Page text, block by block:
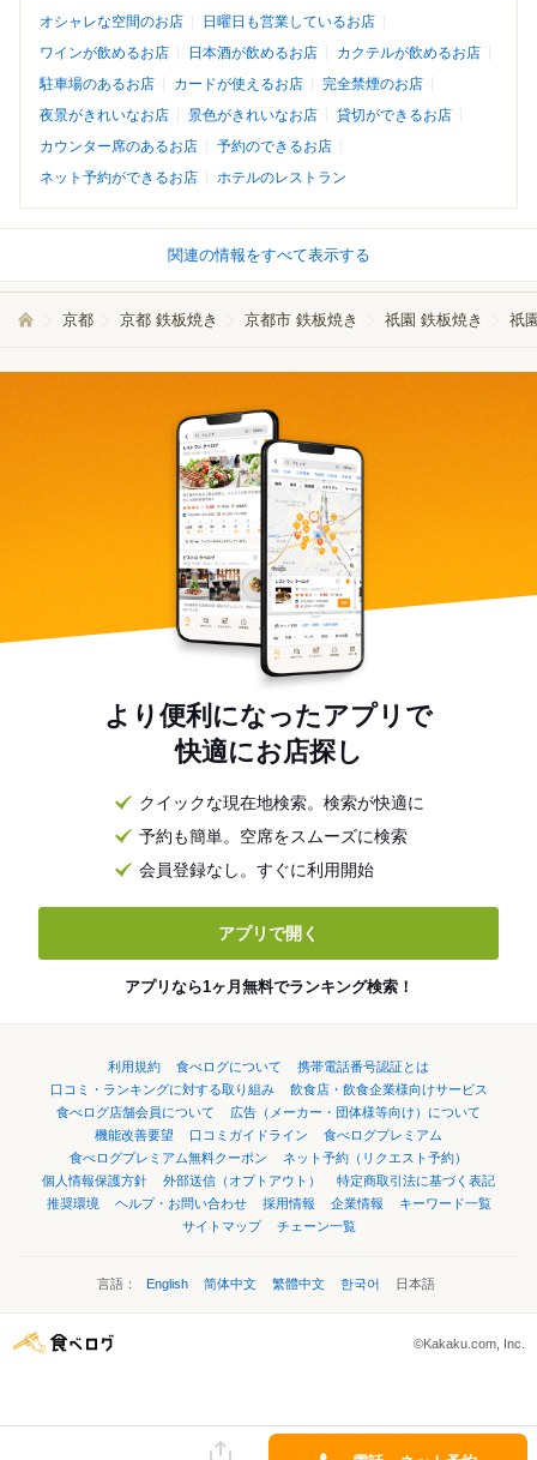
オシャレな空間のお店
日曜日も営業しているお店
ワインが飲めるお店
日本酒が飲めるお店
カクテルが飲めるお店
駐車場のあるお店
カードが使えるお店
完全禁煙のお店
夜景がきれいなお店
景色がきれいなお店
貸切ができるお店
カウンター席のあるお店
予約のできるお店
ネット予約ができるお店
ホテルのレストラン
関連の情報をすべて表示する
京都 京都 鉄板焼き 京都市 鉄板焼き 祇園 鉄板焼き 祇
より便利になったアプリで
快適にお店探し
クイックな現在地検索。検索が快適に
予約も簡単。空席をスムーズに検索
会員登録なし。すぐに利用開始
アプリで開く
アプリなら1ヶ月無料でランキング検索！
利用規約 食べログについて
携帯電話番号認証とは
口コミ・ランキングに対する取り組み
飲食店・飲食企業様向けサービス
食べログ店舗会員について
広告（メーカー・団体様等向け）について
機能改善要望
口コミガイドライン
食べログプレミアム
食べログプレミアム無料クーポン
ネット予約（リクエスト予約）
個人情報保護方針
外部送信（オプトアウト）
特定商取引法に基づく表記
推奨環境
ヘルプ・お問い合わせ 採用情報 企業情報
キーワード一覧
サイトマップ
チェーン一覧
言語： English 简体中文 繁體中文 한국어 日本語
©Kakaku.com, Inc.